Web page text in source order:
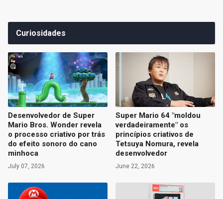
Curiosidades
Desenvolvedor de Super
Mario Bros. Wonder revela
o processo criativo por trás
do efeito sonoro do cano
minhoca
July 07, 2026
Super Mario 64 "moldou
verdadeiramente" os
princípios criativos de
Tetsuya Nomura, revela
desenvolvedor
June 22, 2026